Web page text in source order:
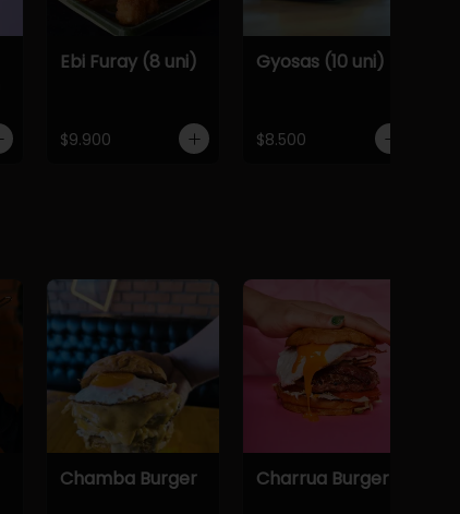
Ebi Furay (8 uni)
$9.900
Gyosas (10 uni)
$8.500
Chamba Burger Charrua Burger